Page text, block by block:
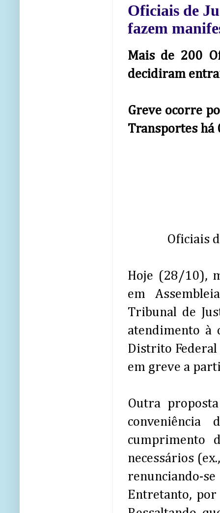
Oficiais de
fazem
Mais de 200
decidiram
Greve ocorre
Transportes há
Oficiais
Hoje (28/10),
em
Tribunal de
atendimento à
Distrito
em greve a
Outra
cumprimento
necessários
renunciando-
Entretanto, por